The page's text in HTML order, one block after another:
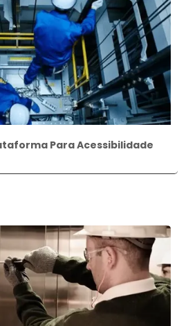
Para Acessibilidade